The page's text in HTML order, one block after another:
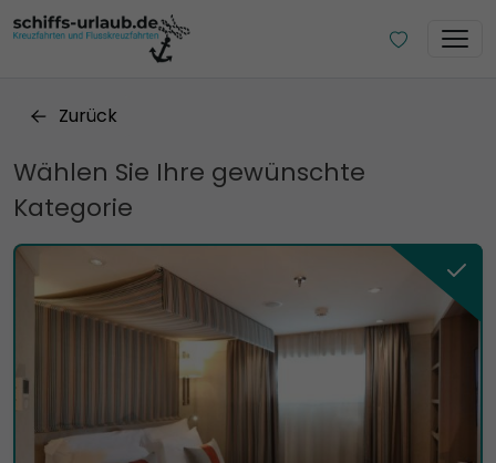
Zurück
Wählen Sie Ihre gewünschte
Kategorie